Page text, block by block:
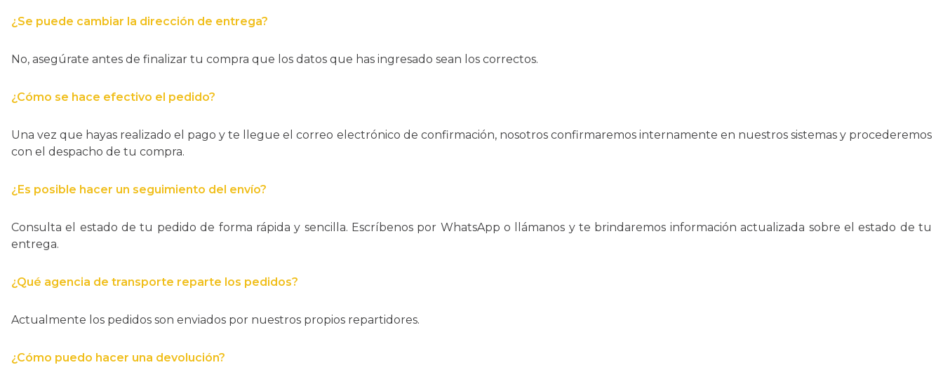
¿Se puede cambiar la dirección de entrega?
No, asegúrate antes de finalizar tu compra que los datos que has ingresado sean los correctos.
¿Cómo se hace efectivo el pedido?
Una vez que hayas realizado el pago y te llegue el correo electrónico de confirmación, nosotros confirmaremos internamente en nuestros sistemas y procederemos
con el despacho de tu compra.
¿Es posible hacer un seguimiento del envío?
Consulta el estado de tu pedido de forma rápida y sencilla. Escríbenos por WhatsApp o llámanos y te brindaremos información actualizada sobre el estado de tu
entrega.
¿Qué agencia de transporte reparte los pedidos?
Actualmente los pedidos son enviados por nuestros propios repartidores.
¿Cómo puedo hacer una devolución?